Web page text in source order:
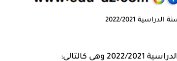
2022/2021
كالتالي: